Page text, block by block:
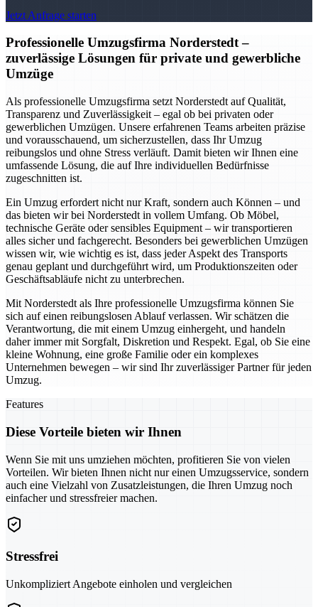
Jetzt Anfrage starten
Professionelle Umzugsfirma Norderstedt –
zuverlässige Lösungen für private und gewerbliche
Umzüge
Als professionelle Umzugsfirma setzt Norderstedt auf Qualität,
Transparenz und Zuverlässigkeit – egal ob bei privaten oder
gewerblichen Umzügen. Unsere erfahrenen Teams arbeiten präzise
und vorausschauend, um sicherzustellen, dass Ihr Umzug
reibungslos und ohne Stress verläuft. Damit bieten wir Ihnen eine
umfassende Lösung, die auf Ihre individuellen Bedürfnisse
zugeschnitten ist.
Ein Umzug erfordert nicht nur Kraft, sondern auch Können – und
das bieten wir bei Norderstedt in vollem Umfang. Ob Möbel,
technische Geräte oder sensibles Equipment – wir transportieren
alles sicher und fachgerecht. Besonders bei gewerblichen Umzügen
wissen wir, wie wichtig es ist, dass jeder Aspekt des Transports
genau geplant und durchgeführt wird, um Produktionszeiten oder
Geschäftsabläufe nicht zu unterbrechen.
Mit Norderstedt als Ihre professionelle Umzugsfirma können Sie
sich auf einen reibungslosen Ablauf verlassen. Wir schätzen die
Verantwortung, die mit einem Umzug einhergeht, und handeln
daher immer mit Sorgfalt, Diskretion und Respekt. Egal, ob Sie eine
kleine Wohnung, eine große Familie oder ein komplexes
Unternehmen bewegen – wir sind Ihr zuverlässiger Partner für jeden
Umzug.
Features
Diese Vorteile bieten wir Ihnen
Wenn Sie mit uns umziehen möchten, profitieren Sie von vielen
Vorteilen. Wir bieten Ihnen nicht nur einen Umzugsservice, sondern
auch eine Vielzahl von Zusatzleistungen, die Ihren Umzug noch
einfacher und stressfreier machen.
Stressfrei
Unkompliziert Angebote einholen und vergleichen